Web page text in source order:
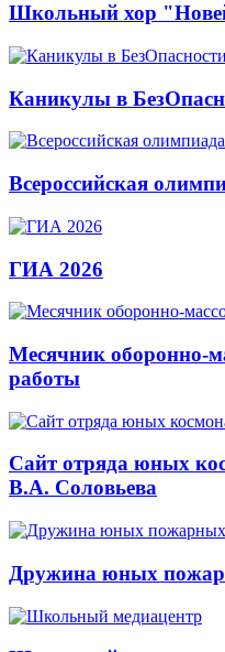
Школьный хор
Каникулы в
Всероссийская
ГИА 2026
Месячник оборонно-
работы
Сайт отряда юных
В.А. Соловьева
Дружина юных